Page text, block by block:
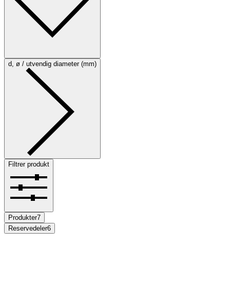
d, ø / utvendig diameter (mm)
Filtrer produkt
Produkter7
Reservedeler6